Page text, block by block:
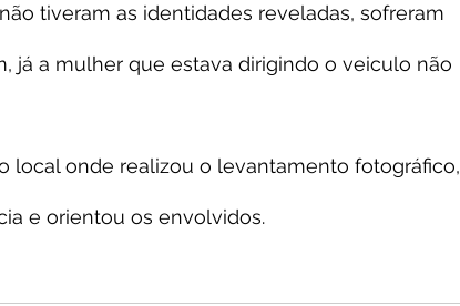
tiveram as identidades reveladas, sofreram
já a mulher que estava dirigindo o veiculo não
local onde realizou o levantamento fotográfico,
e orientou os envolvidos.